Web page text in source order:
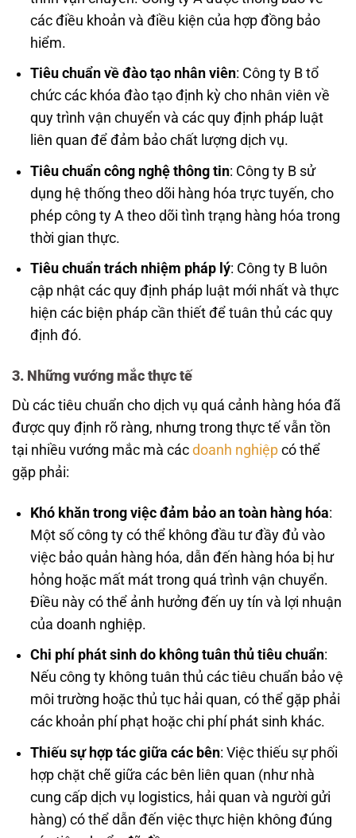
các điều khoản và điều kiện của hợp đồng bảo
hiểm.
Tiêu chuẩn về đào tạo nhân viên: Công ty B tổ
chức các khóa đào tạo định kỳ cho nhân viên về
quy trình vận chuyển và các quy định pháp luật
liên quan để đảm bảo chất lượng dịch vụ.
Tiêu chuẩn công nghệ thông tin: Công ty B sử
dụng hệ thống theo dõi hàng hóa trực tuyến, cho
phép công ty A theo dõi tình trạng hàng hóa trong
thời gian thực.
Tiêu chuẩn trách nhiệm pháp lý: Công ty B luôn
cập nhật các quy định pháp luật mới nhất và thực
hiện các biện pháp cần thiết để tuân thủ các quy
định đó.
3. Những vướng mắc thực tế
Dù các tiêu chuẩn cho dịch vụ quá cảnh hàng hóa đã
được quy định rõ ràng, nhưng trong thực tế vẫn tồn
tại nhiều vướng mắc mà các doanh nghiệp có thể
gặp phải:
Khó khăn trong việc đảm bảo an toàn hàng hóa:
Một số công ty có thể không đầu tư đầy đủ vào
việc bảo quản hàng hóa, dẫn đến hàng hóa bị hư
hỏng hoặc mất mát trong quá trình vận chuyển.
Điều này có thể ảnh hưởng đến uy tín và lợi nhuận
của doanh nghiệp.
Chi phí phát sinh do không tuân thủ tiêu chuẩn:
Nếu công ty không tuân thủ các tiêu chuẩn bảo vệ
môi trường hoặc thủ tục hải quan, có thể gặp phải
các khoản phí phạt hoặc chi phí phát sinh khác.
Thiếu sự hợp tác giữa các bên: Việc thiếu sự phối
hợp chặt chẽ giữa các bên liên quan (như nhà
cung cấp dịch vụ logistics, hải quan và người gửi
hàng) có thể dẫn đến việc thực hiện không đúng